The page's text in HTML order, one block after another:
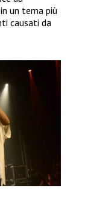
un tema più
causati da